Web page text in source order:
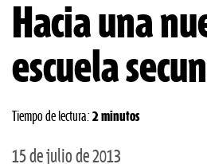
Hacia una
escuela
Tiempo de lectura: 2 minutos
15 de julio de 2013